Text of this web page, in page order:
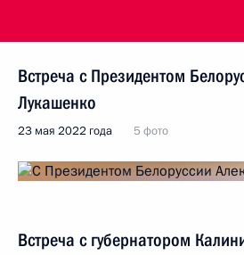
Встреча с Президентом
Лукашенко
23 мая 2022 года 5 фото
Встреча с губернатором